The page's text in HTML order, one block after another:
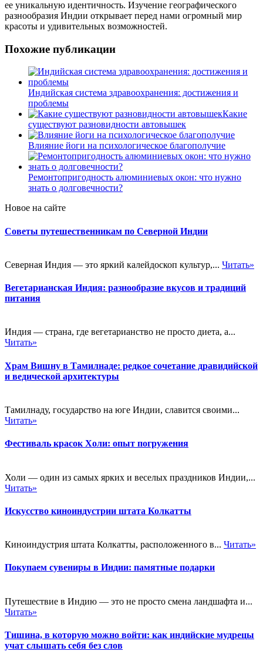
ее уникальную идентичность. Изучение географического
разнообразия Индии открывает перед нами огромный мир
красоты и удивительных возможностей.
Похожие публикации
Индийская система здравоохранения: достижения и
проблемы
Какие
существуют разновидности автовышек
Влияние йоги на психологическое благополучие
Ремонтопригодность алюминиевых окон: что нужно
знать о долговечности?
Новое на сайте
Советы путешественникам по Северной Индии
Северная Индия — это яркий калейдоскоп культур,... Читать»
Вегетарианская Индия: разнообразие вкусов и традиций
питания
Индия — страна, где вегетарианство не просто диета, а...
Читать»
Храм Вишну в Тамилнаде: редкое сочетание дравидийской
и ведической архитектуры
Тамилнаду, государство на юге Индии, славится своими...
Читать»
Фестиваль красок Холи: опыт погружения
Холи — один из самых ярких и веселых праздников Индии,...
Читать»
Искусство киноиндустрии штата Колкатты
Киноиндустрия штата Колкатты, расположенного в... Читать»
Покупаем сувениры в Индии: памятные подарки
Путешествие в Индию — это не просто смена ландшафта и...
Читать»
Тишина, в которую можно войти: как индийские мудрецы
учат слышать себя без слов